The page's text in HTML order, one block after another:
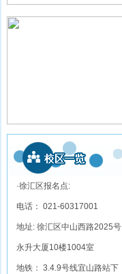
·徐汇区报名点:
电话： 021-60317001
地址: 徐汇区中山西路2025号
永升大厦10楼1004室
地铁： 3.4.9号线宜山路站下